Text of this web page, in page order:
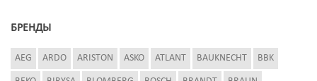
БРЕНДЫ
AEG ARDO ARISTON ASKO ATLANT BAUKNECHT BBK